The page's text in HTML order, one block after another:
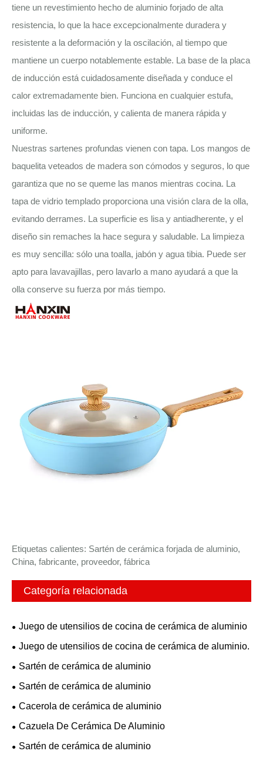
tiene un revestimiento hecho de aluminio forjado de alta
resistencia, lo que la hace excepcionalmente duradera y
resistente a la deformación y la oscilación, al tiempo que
mantiene un cuerpo notablemente estable. La base de la placa
de inducción está cuidadosamente diseñada y conduce el
calor extremadamente bien. Funciona en cualquier estufa,
incluidas las de inducción, y calienta de manera rápida y
uniforme.
Nuestras sartenes profundas vienen con tapa. Los mangos de
baquelita veteados de madera son cómodos y seguros, lo que
garantiza que no se queme las manos mientras cocina. La
tapa de vidrio templado proporciona una visión clara de la olla,
evitando derrames. La superficie es lisa y antiadherente, y el
diseño sin remaches la hace segura y saludable. La limpieza
es muy sencilla: sólo una toalla, jabón y agua tibia. Puede ser
apto para lavavajillas, pero lavarlo a mano ayudará a que la
olla conserve su fuerza por más tiempo.
Etiquetas calientes: Sartén de cerámica forjada de aluminio,
China, fabricante, proveedor, fábrica
Categoría relacionada
Juego de utensilios de cocina de cerámica de aluminio
Juego de utensilios de cocina de cerámica de aluminio.
Sartén de cerámica de aluminio
Sartén de cerámica de aluminio
Cacerola de cerámica de aluminio
Cazuela De Cerámica De Aluminio
Sartén de cerámica de aluminio